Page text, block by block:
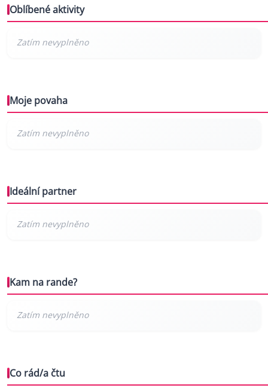
Oblíbené aktivity
Moje povaha
Ideální partner
Kam na rande?
Co rád/a čtu